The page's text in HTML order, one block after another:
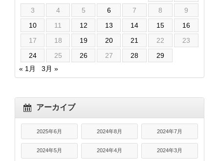
3
4 5 6 7 8
9
10
11 12 13 14 15
16
17
18 19 20 21 22
23
24
25 26 27 28
29
« 1月
3月 »
アーカイブ
2025年6月 2024年8月 2024年7月
2024年5月 2024年4月 2024年3月